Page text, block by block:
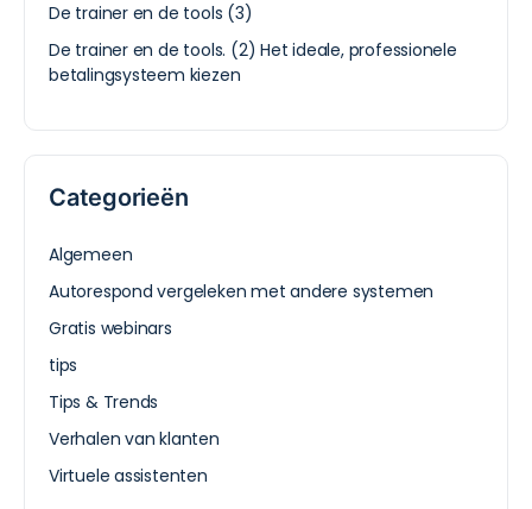
De trainer en de tools (3)
De trainer en de tools. (2) Het ideale, professionele
betalingsysteem kiezen
Categorieën
Algemeen
Autorespond vergeleken met andere systemen
Gratis webinars
tips
Tips & Trends
Verhalen van klanten
Virtuele assistenten